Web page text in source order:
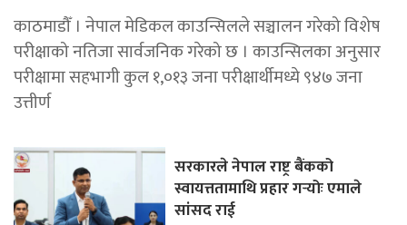
काठमाडौँ । नेपाल मेडिकल काउन्सिलले सञ्चालन गरेको विशेष
परीक्षाको नतिजा सार्वजनिक गरेको छ । काउन्सिलका अनुसार
परीक्षामा सहभागी कुल १,०१३ जना परीक्षार्थीमध्ये ९४७ जना
उत्तीर्ण
सरकारले नेपाल राष्ट्र बैंकको
स्वायत्ततामाथि प्रहार गर्‍योः एमाले
सांसद राई